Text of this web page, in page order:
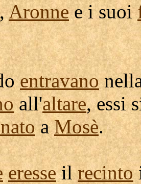
,Aronnee i suoi
entravano
all'altare, essi
aMosè.
eresseilrecinto